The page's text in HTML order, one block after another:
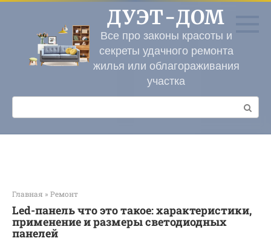
Перейти
контенту
ДУЭТ-ДОМ
Все про законы красоты и
секреты удачного ремонта
жилья или облагораживания
участка
Поиск:
Главная » Ремонт
Led-панель что это такое: хаpaктеристики,
применение и размеры светодиодных
панелей